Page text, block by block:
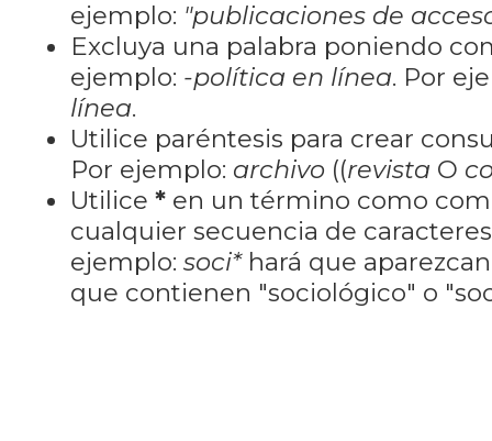
ejemplo: "publicaciones de
Excluya una palabra poniendo
ejemplo: -política en línea. Por
línea.
Utilice paréntesis para crear
Por ejemplo: archivo ((revista O
Utilice *en un término como
cualquier secuencia de
ejemplo: soci*hará que
que contienen "sociológico" o